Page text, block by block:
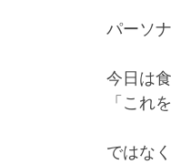
パーソ
今日は
「これ
ではな